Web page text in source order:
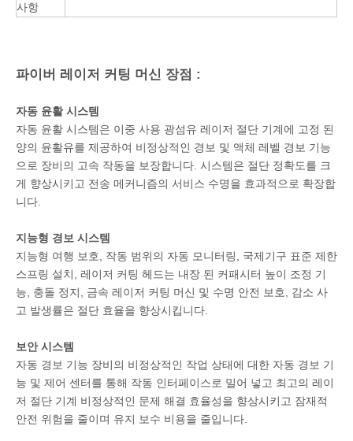
사항
파이버 레이저 커팅 머신 장점 :
자동 윤활 시스템
자동 윤활 시스템은 이중 사용 광섬유 레이저 절단 기계에 고정 된
양의 윤활유를 제공하여 비정상적인 경보 및 액체 레벨 경보 기능
으로 장비의 고속 작동을 보장합니다. 시스템은 절단 정확도를 크
게 향상시키고 전송 메커니즘의 서비스 수명을 효과적으로 확장합
니다.
지능형 경보 시스템
지능형 여행 보호, 작동 범위의 자동 모니터링, 국제기구 표준 제한
스프링 설치, 레이저 커팅 헤드는 내장 된 커패시터 높이 조정 기
능, 충돌 정지, 금속 레이저 커팅 머신 및 수명 안전 보호, 감소 사
고 발생률은 절단 효율을 향상시킵니다.
보안 시스템
자동 경보 기능 장비의 비정상적인 작업 상태에 대한 자동 경보 기
능 및 제어 센터를 통해 작동 인터페이스로 밀어 넣고 최고의 레이
저 절단 기계 비정상적인 문제 해결 효율성을 향상시키고 잠재적
안전 위험을 줄이며 유지 보수 비용을 줄입니다.